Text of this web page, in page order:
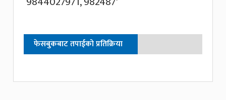
फेसबुकबाट तपाईको प्रतिक्रिया